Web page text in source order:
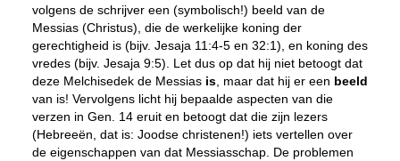
volgens de schrijver een (symbolisch!) beeld van de
Messias (Christus), die de werkelijke koning der
gerechtigheid is (bijv. Jesaja 11:4-5 en 32:1), en koning des
vredes (bijv. Jesaja 9:5). Let dus op dat hij niet betoogt dat
deze Melchisedek de Messias is, maar dat hij er een beeld
van is! Vervolgens licht hij bepaalde aspecten van die
verzen in Gen. 14 eruit en betoogt dat die zijn lezers
(Hebreeën, dat is: Joodse christenen!) iets vertellen over
de eigenschappen van dat Messiasschap. De problemen